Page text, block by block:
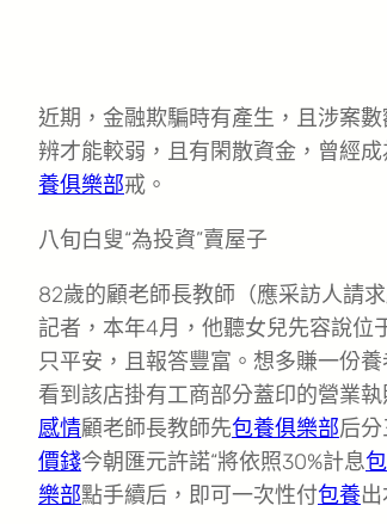
近期，金融欺騙時有產生，且涉案
辨才能較弱，且有閑散資金，曾經
養俱樂部戒。
八旬白叟“為投資”賣屋子
82歲的顧老師長教師（應采訪人請
記者，本年4月，他聽女兒先容說位
只平安，且報答豐富。想多賺一份
看到該店掛有工商部分蓋印的營業
感情顧老師長教師先包養俱樂部后
價錢今朝匯元許諾“將依照30%計息
樂部點手續后，即可一次性付包養